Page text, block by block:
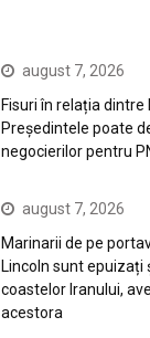
august 7, 2026
Fisuri în relația dintre
Președintele poate
negocierilor pentru
august 7, 2026
Marinarii de pe
Lincoln sunt epuizați
coastelor Iranului,
acestora